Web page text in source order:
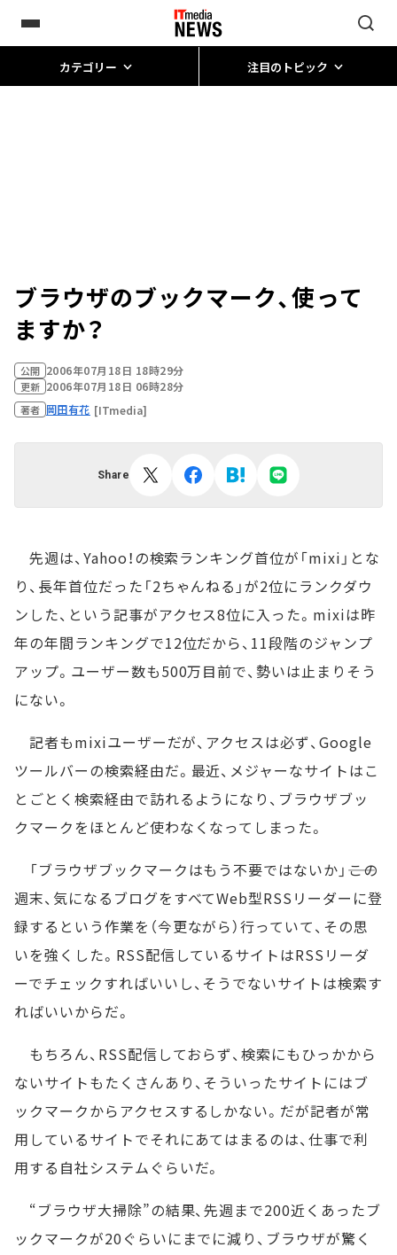
カテゴリー 注目のトピック
ブラウザのブックマーク、使って
ますか？
公開 2006年07月18日 18時29分
更新 2006年07月18日 06時28分
著者 岡田有花 [ITmedia]
Share
先週は、Yahoo！の検索ランキング首位が「mixi」とな
り、長年首位だった「2ちゃんねる」が2位にランクダウ
ンした、という記事がアクセス8位に入った。mixiは昨
年の年間ランキングで12位だから、11段階のジャンプ
アップ。ユーザー数も500万目前で、勢いは止まりそう
にない。
記者もmixiユーザーだが、アクセスは必ず、Google
ツールバーの検索経由だ。最近、メジャーなサイトはこ
とごとく検索経由で訪れるようになり、ブラウザブッ
クマークをほとんど使わなくなってしまった。
「ブラウザブックマークはもう不要ではないか」――この
週末、気になるブログをすべてWeb型RSSリーダーに登
録するという作業を（今更ながら）行っていて、その思
いを強くした。RSS配信しているサイトはRSSリーダ
ーでチェックすればいいし、そうでないサイトは検索す
ればいいからだ。
もちろん、RSS配信しておらず、検索にもひっかから
ないサイトもたくさんあり、そういったサイトにはブ
ックマークからアクセスするしかない。だが記者が常
用しているサイトでそれにあてはまるのは、仕事で利
用する自社システムぐらいだ。
“ブラウザ大掃除”の結果、先週まで200近くあったブ
ックマークが20ぐらいにまでに減り、ブラウザが驚く